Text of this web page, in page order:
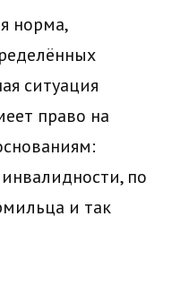
норма,
ситуация
право на
по
и так